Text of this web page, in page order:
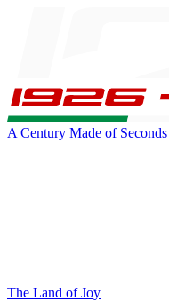
A Century Made of Seconds
The Land of Joy